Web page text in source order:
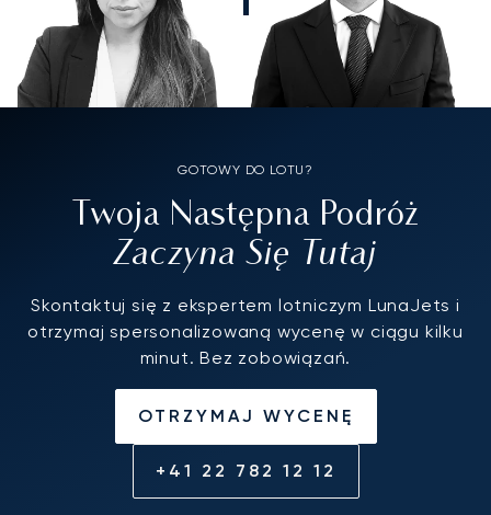
GOTOWY DO LOTU?
Twoja Następna Podróż
Zaczyna Się Tutaj
Skontaktuj się z ekspertem lotniczym LunaJets i
otrzymaj spersonalizowaną wycenę w ciągu kilku
minut. Bez zobowiązań.
OTRZYMAJ WYCENĘ
+41 22 782 12 12